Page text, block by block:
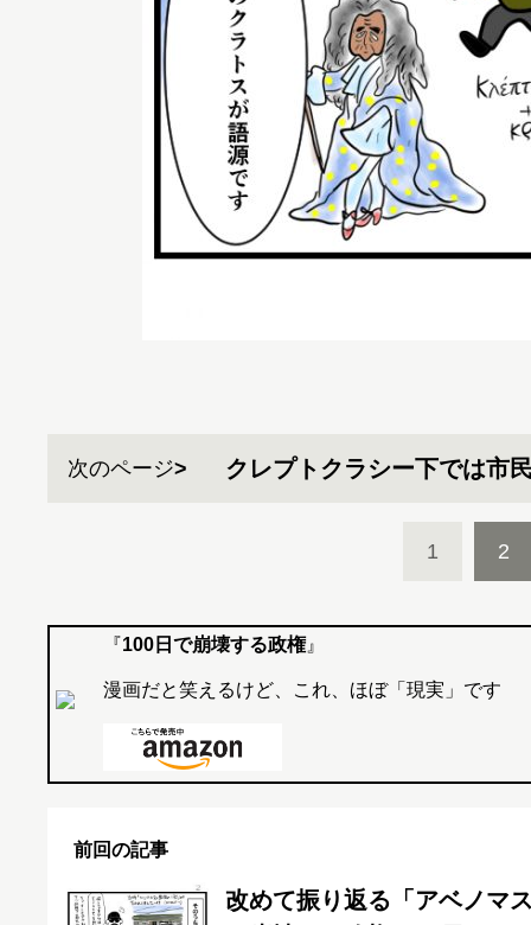
次のページ クレプトクラシー下では市
1 2
『100日で崩壊する政権』
漫画だと笑えるけど、これ、ほぼ「現実」です
前回の記事
改めて振り返る「アベノマ